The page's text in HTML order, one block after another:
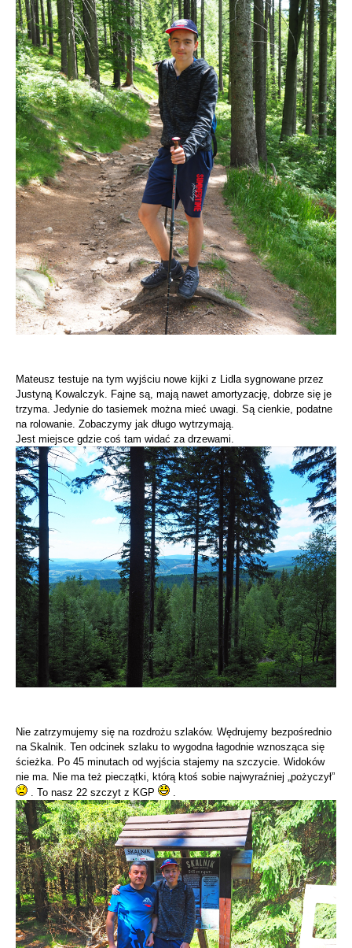
Mateusz testuje na tym wyjściu nowe kijki z Lidla sygnowane przez
Justyną Kowalczyk. Fajne są, mają nawet amortyzację, dobrze się je
trzyma. Jedynie do tasiemek można mieć uwagi. Są cienkie, podatne
na rolowanie. Zobaczymy jak długo wytrzymają.
Jest miejsce gdzie coś tam widać za drzewami.
Nie zatrzymujemy się na rozdrożu szlaków. Wędrujemy bezpośrednio
na Skalnik. Ten odcinek szlaku to wygodna łagodnie wznosząca się
ścieżka. Po 45 minutach od wyjścia stajemy na szczycie. Widoków
nie ma. Nie ma też pieczątki, którą ktoś sobie najwyraźniej „pożyczył”
. To nasz 22 szczyt z KGP